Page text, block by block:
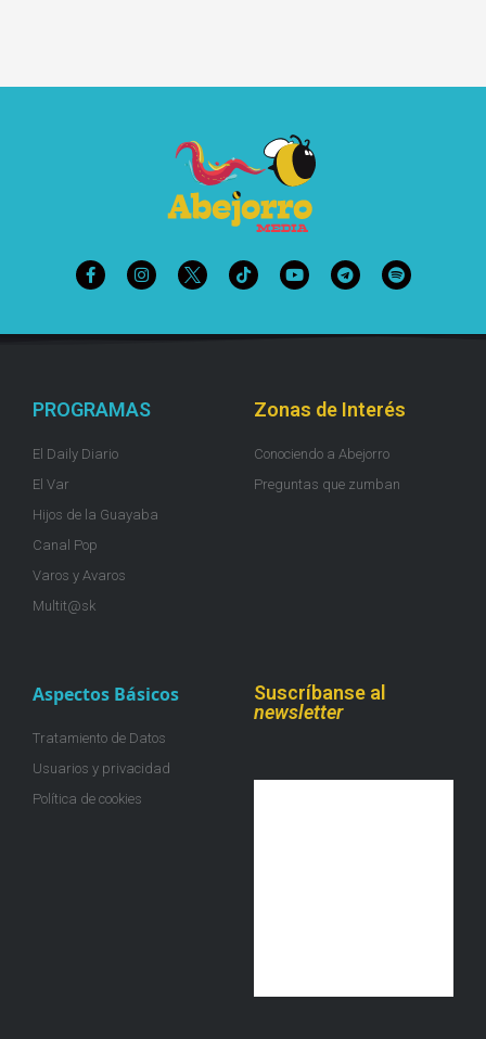
PROGRAMAS
El Daily Diario
El Var
Hijos de la Guayaba
Canal Pop
Varos y Avaros
Multit@sk
Zonas de Interés
Conociendo a Abejorro
Preguntas que zumban
Aspectos Básicos
Tratamiento de Datos
Usuarios y privacidad
Política de cookies
Suscríbanse al
newsletter